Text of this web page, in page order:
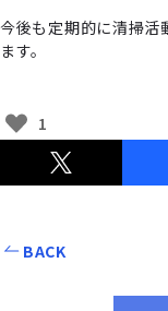
今後も定期的に清掃活
ます。
1
BACK